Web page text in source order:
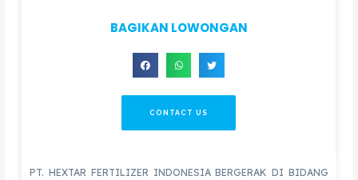
BAGIKAN LOWONGAN
CONTACT US
PT. HEXTAR FERTILIZER INDONESIA BERGERAK DI BIDANG